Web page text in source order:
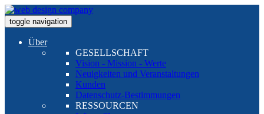
toggle navigation
Über
GESELLSCHAFT
Vision - Mission - Werte
Neuigkeiten und Veranstaltungen
Kunden
Datenschutz-Bestimmungen
RESSOURCEN